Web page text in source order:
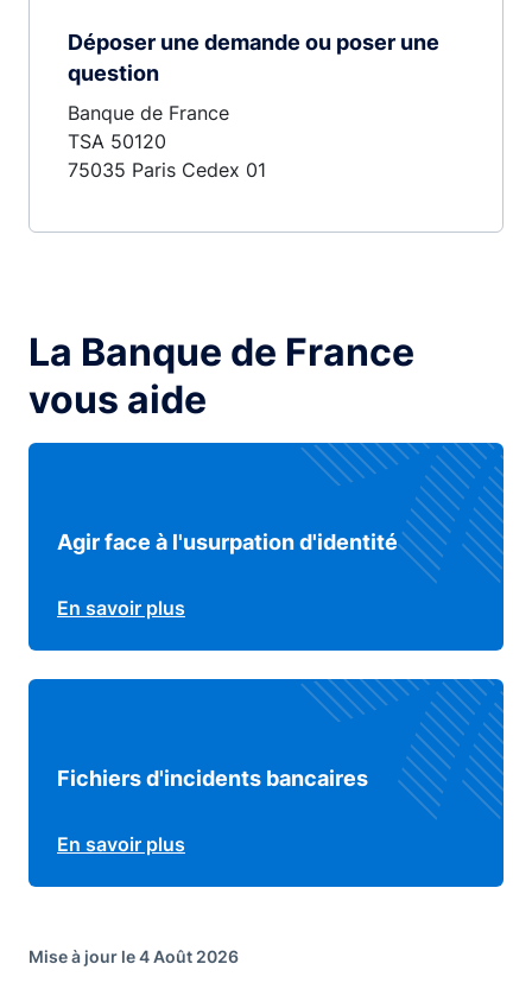
Déposer une demande ou poser une
question
Banque de France
TSA 50120
75035 Paris Cedex 01
La Banque de France
vous aide
Agir face à l'usurpation d'identité
En savoir plus
Fichiers d'incidents bancaires
En savoir plus
Mise à jour le 4 Août 2026